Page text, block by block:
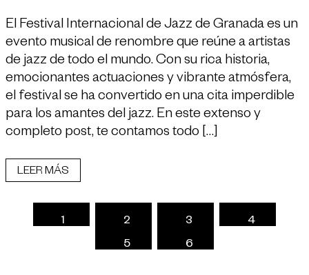
El Festival Internacional de Jazz de Granada es un
evento musical de renombre que reúne a artistas
de jazz de todo el mundo. Con su rica historia,
emocionantes actuaciones y vibrante atmósfera,
el festival se ha convertido en una cita imperdible
para los amantes del jazz. En este extenso y
completo post, te contamos todo […]
LEER MÁS
1 2 3
4
5
6